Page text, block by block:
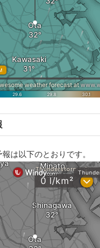
は以下のとおりです。